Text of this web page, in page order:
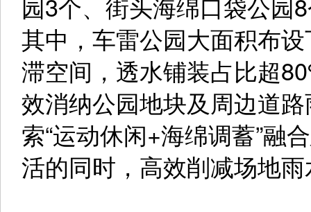
其中，车雷公园大面积布
滞空间，透水铺装占比超
效消纳公园地块及周边道
索“运动休闲+海绵调蓄”融
活的同时，高效削减场地